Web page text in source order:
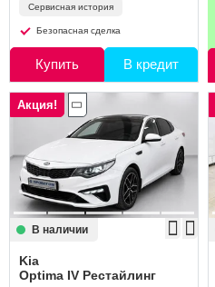
Сервисная история
Безопасная сделка
Купить В кредит
Акция!
В наличии
Kia
Optima IV Рестайлинг